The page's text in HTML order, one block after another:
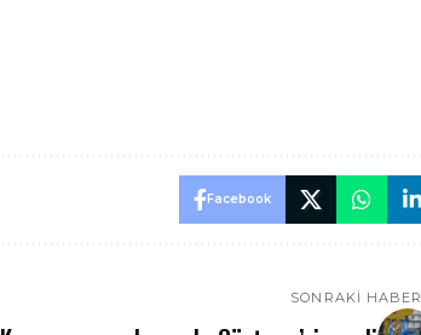
Facebook
SONRAKI HABER